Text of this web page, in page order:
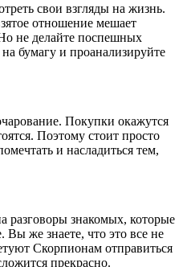
свои взгляды на жизнь.
отношение мешает
не делайте поспешных
бумагу и проанализируйте
Покупки окажутся
Поэтому стоит просто
и насладиться тем,
разговоры знакомых, которые
Вы же знаете, что это все не
Скорпионам отправиться
прекрасно.